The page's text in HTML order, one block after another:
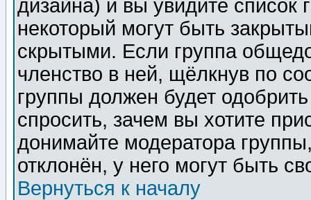
дизайна) и вы увидите список
некоторый могут быть
скрытыми. Если группа
членство в ней, щёлкнув по
группы должен будет
спросить, зачем вы хотите
донимайте модератора
отклонён, у него могут быть
Вернуться к началу